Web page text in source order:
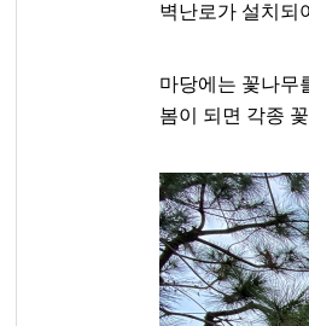
벽난로가 설치되
마당에는 꽃나무
봄이 되면 각종